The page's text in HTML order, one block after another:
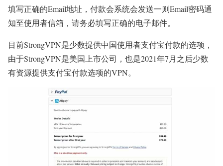
填写正确的Email地址，付款会系统会发送一则Email密码通
知至使用者信箱，请务必填写正确的电子邮件。
目前StrongVPN是少数提供中国使用者支付宝付款的选项，
由于StrongVPN是美国上市公司，也是2021年7月之后少数
有资源提供支付宝付款选项的VPN。